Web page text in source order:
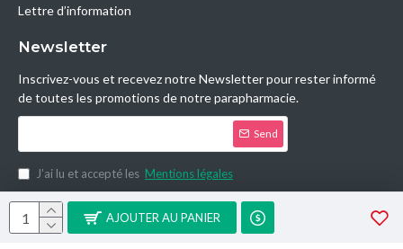
AJOUTER AU PANIER
Lettre d’information
Newsletter
Inscrivez-vous et recevez notre Newsletter pour rester informé
de toutes les promotions de notre parapharmacie.
Send
J’ai lu et accepté les Mentions légales
Copyright © 2014, Parashop.tn, All Rights Reserved.